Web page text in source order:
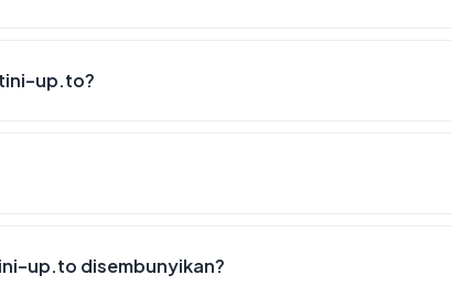
up.to?
up.to disembunyikan?